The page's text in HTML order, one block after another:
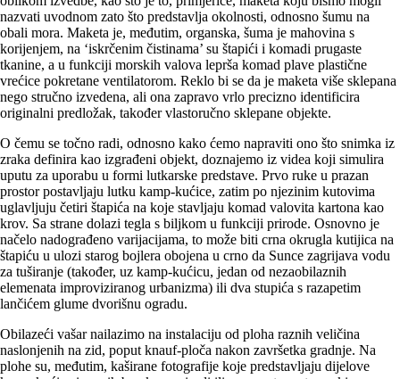
nazvati uvodnom zato što predstavlja okolnosti, odnosno šumu na
obali mora. Maketa je, međutim, organska, šuma je mahovina s
korijenjem, na ‘iskrčenim čistinama’ su štapići i komadi prugaste
tkanine, a u funkciji morskih valova leprša komad plave plastične
vrećice pokretane ventilatorom. Reklo bi se da je maketa više sklepana
nego stručno izvedena, ali ona zapravo vrlo precizno identificira
originalni predložak, također vlastoručno sklepane objekte.
O čemu se točno radi, odnosno kako ćemo napraviti ono što snimka iz
zraka definira kao izgrađeni objekt, doznajemo iz videa koji simulira
uputu za uporabu u formi lutkarske predstave. Prvo ruke u prazan
prostor postavljaju lutku kamp-kućice, zatim po njezinim kutovima
uglavljuju četiri štapića na koje stavljaju komad valovita kartona kao
krov. Sa strane dolazi tegla s biljkom u funkciji prirode. Osnovno je
načelo nadograđeno varijacijama, to može biti crna okrugla kutijica na
štapiću u ulozi starog bojlera obojena u crno da Sunce zagrijava vodu
za tuširanje (također, uz kamp-kućicu, jedan od nezaobilaznih
elemenata improviziranog urbanizma) ili dva stupića s razapetim
lančićem glume dvorišnu ogradu.
Obilazeći vašar nailazimo na instalaciju od ploha raznih veličina
naslonjenih na zid, poput knauf-ploča nakon završetka gradnje. Na
plohe su, međutim, kaširane fotografije koje predstavljaju dijelove